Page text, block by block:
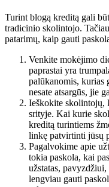
Turint blogą kreditą gali
tradicinio skolintojo.
patarimų, kaip gauti
Venkite mokėjimo
paprastai yra
palūkanomis, kurias
nesate atsargūs, jie
Ieškokite skolintojų,
srityje. Kai kurie
kreditą turintiems
linkę patvirtinti jūsų
Pagalvokime apie
tokia paskola, kai
užstatas,
lengviau gauti